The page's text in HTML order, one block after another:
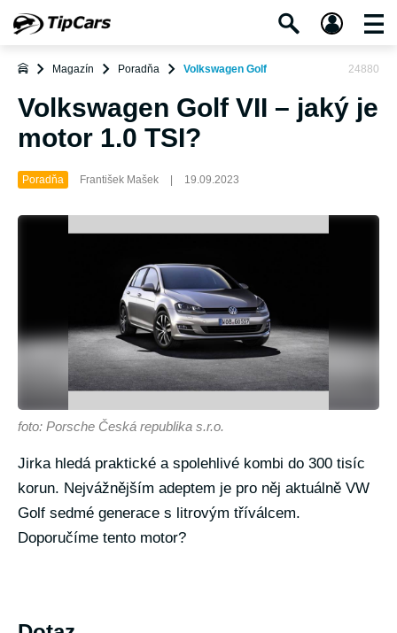
Magazín Poradňa Volkswagen Golf 24880
Volkswagen Golf VII – jaký je
motor 1.0 TSI?
Poradňa František Mašek 19.09.2023
foto: Porsche Česká republika s.r.o.
Jirka hledá praktické a spolehlivé kombi do 300 tisíc
korun. Nejvážnějším adeptem je pro něj aktuálně VW
Golf sedmé generace s litrovým tříválcem.
Doporučíme tento motor?